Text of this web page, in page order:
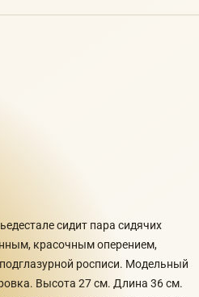
сидит пара сидячих
красочным оперением,
росписи. Модельный
Высота 27 см. Длина 36 см.